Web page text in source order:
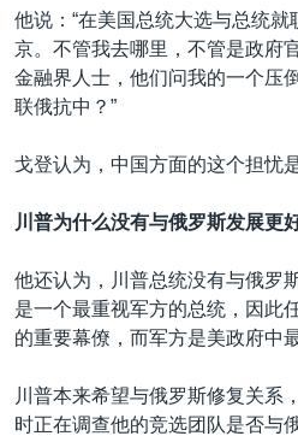
他说：“在美国总统大选与总统
京。不管我去哪里，不管是政府
金融界人士，他们问我的一个压
联俄抗中？”
戈登认为，中国方面的这个担忧
川普为什么没有与俄罗斯发展更
他还认为，川普总统没有与俄罗
是一个最重视军方的总统，因此
的重要幕僚，而军方是美政府中
川普本来希望与俄罗斯修复关系
时正在调查他的竞选团队是否与